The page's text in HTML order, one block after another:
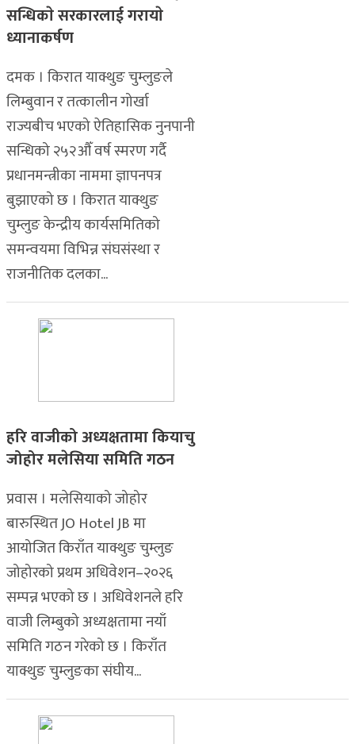
सन्धिकाे सरकारलाई गरायाे
ध्यानाकर्षण
दमक । किरात याक्थुङ चुम्लुङले
लिम्बुवान र तत्कालीन गोर्खा
राज्यबीच भएको ऐतिहासिक नुनपानी
सन्धिको २५२औँ वर्ष स्मरण गर्दै
प्रधानमन्त्रीका नाममा ज्ञापनपत्र
बुझाएको छ । किरात याक्थुङ
चुम्लुङ केन्द्रीय कार्यसमितिको
समन्वयमा विभिन्न संघसंस्था र
राजनीतिक दलका...
हरि वाजीको अध्यक्षतामा कियाचु
जोहोर मलेसिया समिति गठन
प्रवास । मलेसियाको जोहोर
बारुस्थित JO Hotel JB मा
आयोजित किराँत याक्थुङ चुम्लुङ
जोहोरको प्रथम अधिवेशन–२०२६
सम्पन्न भएको छ । अधिवेशनले हरि
वाजी लिम्बुको अध्यक्षतामा नयाँ
समिति गठन गरेको छ । किराँत
याक्थुङ चुम्लुङका संघीय...